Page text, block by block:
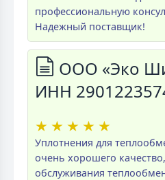
профессиональную
Надежный поставщик!
ООО «Эко
ИНН
★ ★ ★ ★ ★
Уплотнения для
очень хорошего
обслуживания